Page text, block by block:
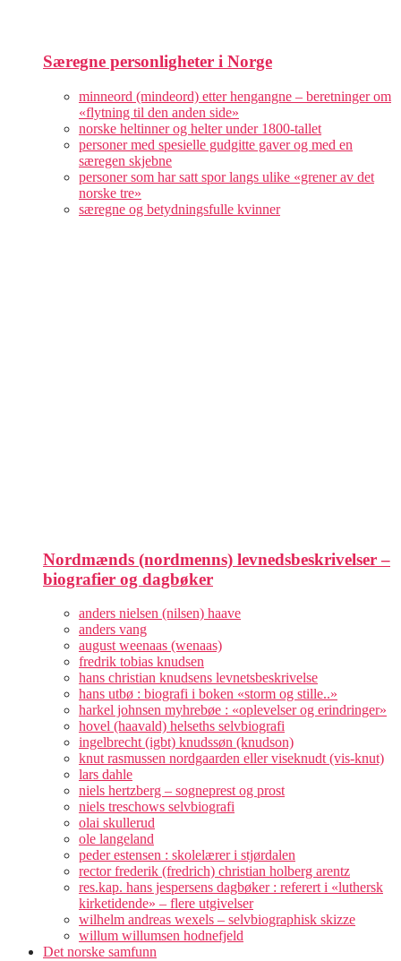
Særegne personligheter i Norge
minneord (mindeord) etter hengangne – beretninger om
«flytning til den anden side»
norske heltinner og helter under 1800-tallet
personer med spesielle gudgitte gaver og med en
særegen skjebne
personer som har satt spor langs ulike «grener av det
norske tre»
særegne og betydningsfulle kvinner
Nordmænds (nordmenns) levnedsbeskrivelser –
biografier og dagbøker
anders nielsen (nilsen) haave
anders vang
august weenaas (wenaas)
fredrik tobias knudsen
hans christian knudsens levnetsbeskrivelse
hans utbø : biografi i boken «storm og stille..»
harkel johnsen myhrebøe : «oplevelser og erindringer»
hovel (haavald) helseths selvbiografi
ingelbrecht (igbt) knudssøn (knudson)
knut rasmussen nordgaarden eller viseknudt (vis-knut)
lars dahle
niels hertzberg – sogneprest og prost
niels treschows selvbiografi
olai skullerud
ole langeland
peder estensen : skolelærer i stjørdalen
rector frederik (fredrich) christian holberg arentz
res.kap. hans jespersens dagbøker : referert i «luthersk
kirketidende» – flere utgivelser
wilhelm andreas wexels – selvbiographisk skizze
willum willumsen hodnefjeld
Det norske samfunn